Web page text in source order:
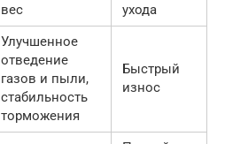
вес
ухода
Улучшенное
отведение
газов и пыли,
стабильность
торможения
Быстрый
износ